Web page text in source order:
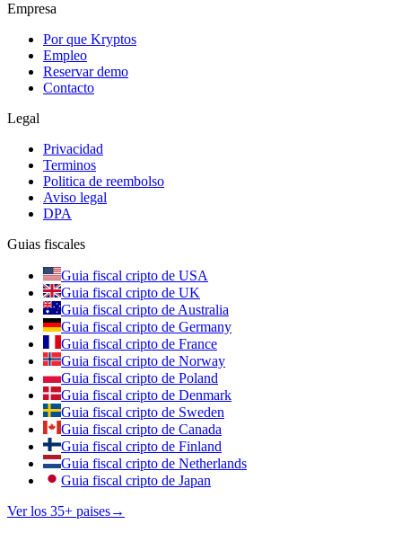
Empresa
Por que Kryptos
Empleo
Reservar demo
Contacto
Legal
Privacidad
Terminos
Politica de reembolso
Aviso legal
DPA
Guias fiscales
Guia fiscal cripto de USA
Guia fiscal cripto de UK
Guia fiscal cripto de Australia
Guia fiscal cripto de Germany
Guia fiscal cripto de France
Guia fiscal cripto de Norway
Guia fiscal cripto de Poland
Guia fiscal cripto de Denmark
Guia fiscal cripto de Sweden
Guia fiscal cripto de Canada
Guia fiscal cripto de Finland
Guia fiscal cripto de Netherlands
Guia fiscal cripto de Japan
Ver los 35+ paises→